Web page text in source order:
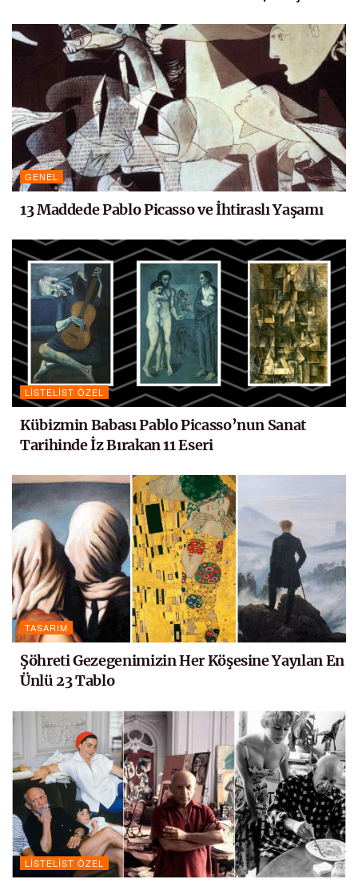
GENEL
13 Maddede Pablo Picasso ve İhtiraslı Yaşamı
LISTELIST ÖZEL
Kübizmin Babası Pablo Picasso’nun Sanat
Tarihinde İz Bırakan 11 Eseri
TASARIM
Şöhreti Gezegenimizin Her Köşesine Yayılan En
Ünlü 23 Tablo
LISTELIST ÖZEL